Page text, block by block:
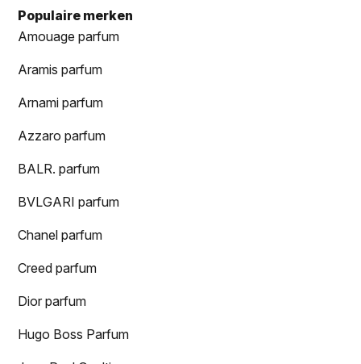
Populaire merken
Amouage parfum
Aramis parfum
Arnami parfum
Azzaro parfum
BALR. parfum
BVLGARI parfum
Chanel parfum
Creed parfum
Dior parfum
Hugo Boss Parfum